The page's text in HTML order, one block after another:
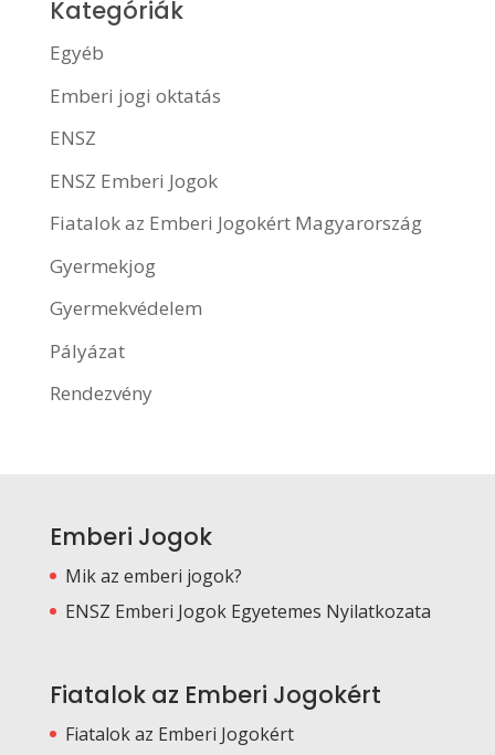
Kategóriák
Egyéb
Emberi jogi oktatás
ENSZ
ENSZ Emberi Jogok
Fiatalok az Emberi Jogokért Magyarország
Gyermekjog
Gyermekvédelem
Pályázat
Rendezvény
Emberi Jogok
Mik az emberi jogok?
ENSZ Emberi Jogok Egyetemes Nyilatkozata
Fiatalok az Emberi Jogokért
Fiatalok az Emberi Jogokért